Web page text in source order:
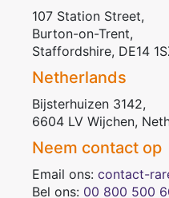
107 Station Street,
Burton-on-Trent,
Staffordshire, DE14
Netherlands
Bijsterhuizen 3142,
6604 LV Wijchen,
Neem contact op
Email ons: contact-
Bel ons: 00 800 500